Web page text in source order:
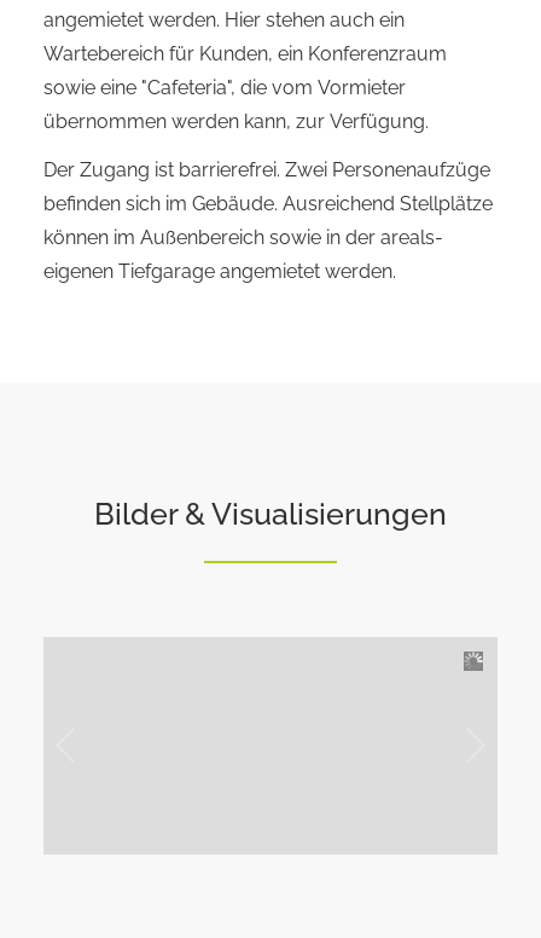
angemietet werden. Hier stehen auch ein
Wartebereich für Kunden, ein Konferenzraum
sowie eine "Cafeteria", die vom Vormieter
übernommen werden kann, zur Verfügung.
Der Zugang ist barrierefrei. Zwei Personenaufzüge
befinden sich im Gebäude. Ausreichend Stellplätze
können im Außenbereich sowie in der areals-
eigenen Tiefgarage angemietet werden.
Bilder & Visualisierungen